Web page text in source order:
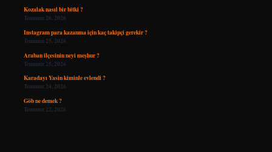
Kozalak nasıl bir bitki ?
Temmuz 26, 2026
Instagram para kazanma için kaç takipçi gerekir ?
Temmuz 25, 2026
Araban ilçesinin neyi meşhur ?
Temmuz 25, 2026
Karadayı Yasin kiminle evlendi ?
Temmuz 24, 2026
Göb ne demek ?
Temmuz 22, 2026